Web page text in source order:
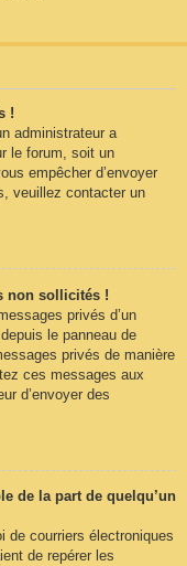
!
administrateur a
le forum, soit un
empêcher d’envoyer
veuillez contacter un
non sollicités !
privés d’un
le panneau de
privés de manière
ces messages aux
d’envoyer des
de la part de quelqu’un
de courriers électroniques
de repérer les